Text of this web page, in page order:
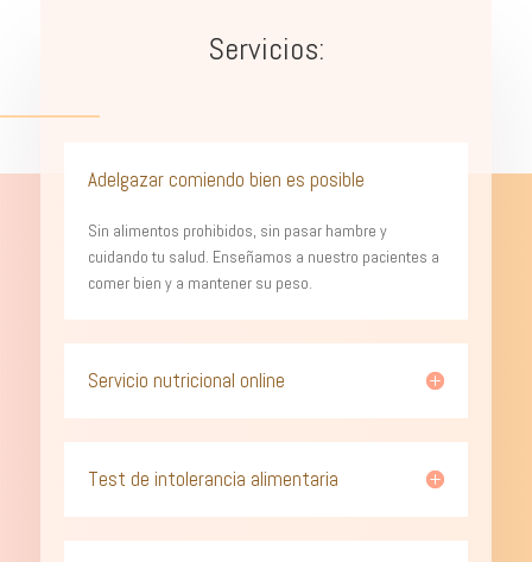
Servicios:
Adelgazar comiendo bien es posible
Sin alimentos prohibidos, sin pasar hambre y
cuidando tu salud. Enseñamos a nuestro pacientes a
comer bien y a mantener su peso.
Servicio nutricional online
Test de intolerancia alimentaria